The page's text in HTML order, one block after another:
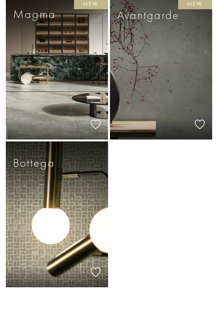
Magma
NEW
Avantgarde
NEW
Bottega